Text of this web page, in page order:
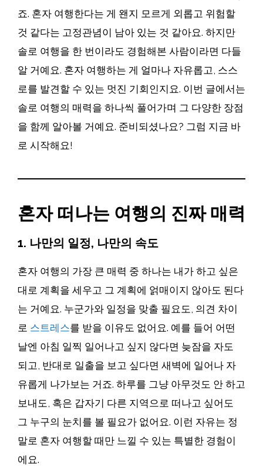
죠. 혼자 여행한다는 게 왠지 모르게 외롭고 위험할
것 같다는 고정관념이 남아 있는 것 같아요. 하지만
솔로 여행을 한 번이라도 경험해본 사람이라면 다들
알 거예요. 혼자 여행하는 게 얼마나 자유롭고, 스스
로를 발견할 수 있는 멋진 기회인지요. 이번 글에서는
솔로 여행의 매력을 하나씩 풀어가며 그 다양한 장점
을 함께 알아볼 거예요. 준비되셨나요? 그럼 지금 바
로 시작해요!
혼자 떠나는 여행의 진짜 매력
1. 나만의 일정, 나만의 속도
혼자 여행의 가장 큰 매력 중 하나는 내가 하고 싶은
대로 계획을 세우고 그 계획에 얽매이지 않아도 된다
는 거예요. 누군가와 일정을 맞출 필요도, 의견 차이
로 스트레스를 받을 이유도 없어요. 예를 들어 어떤
날엔 아침 일찍 일어나고 싶지 않다면 늦잠을 자도
되고, 반대로 일출을 보고 싶다면 새벽에 일어나 자
유롭게 나가보는 거죠. 하루를 그냥 아무것도 안 하고
보내도, 혹은 갑자기 다른 지역으로 떠나고 싶어도
그 누구의 눈치를 볼 필요가 없어요. 이런 자유는 정
말로 혼자 여행할 때만 느낄 수 있는 특별한 경험이
에요.